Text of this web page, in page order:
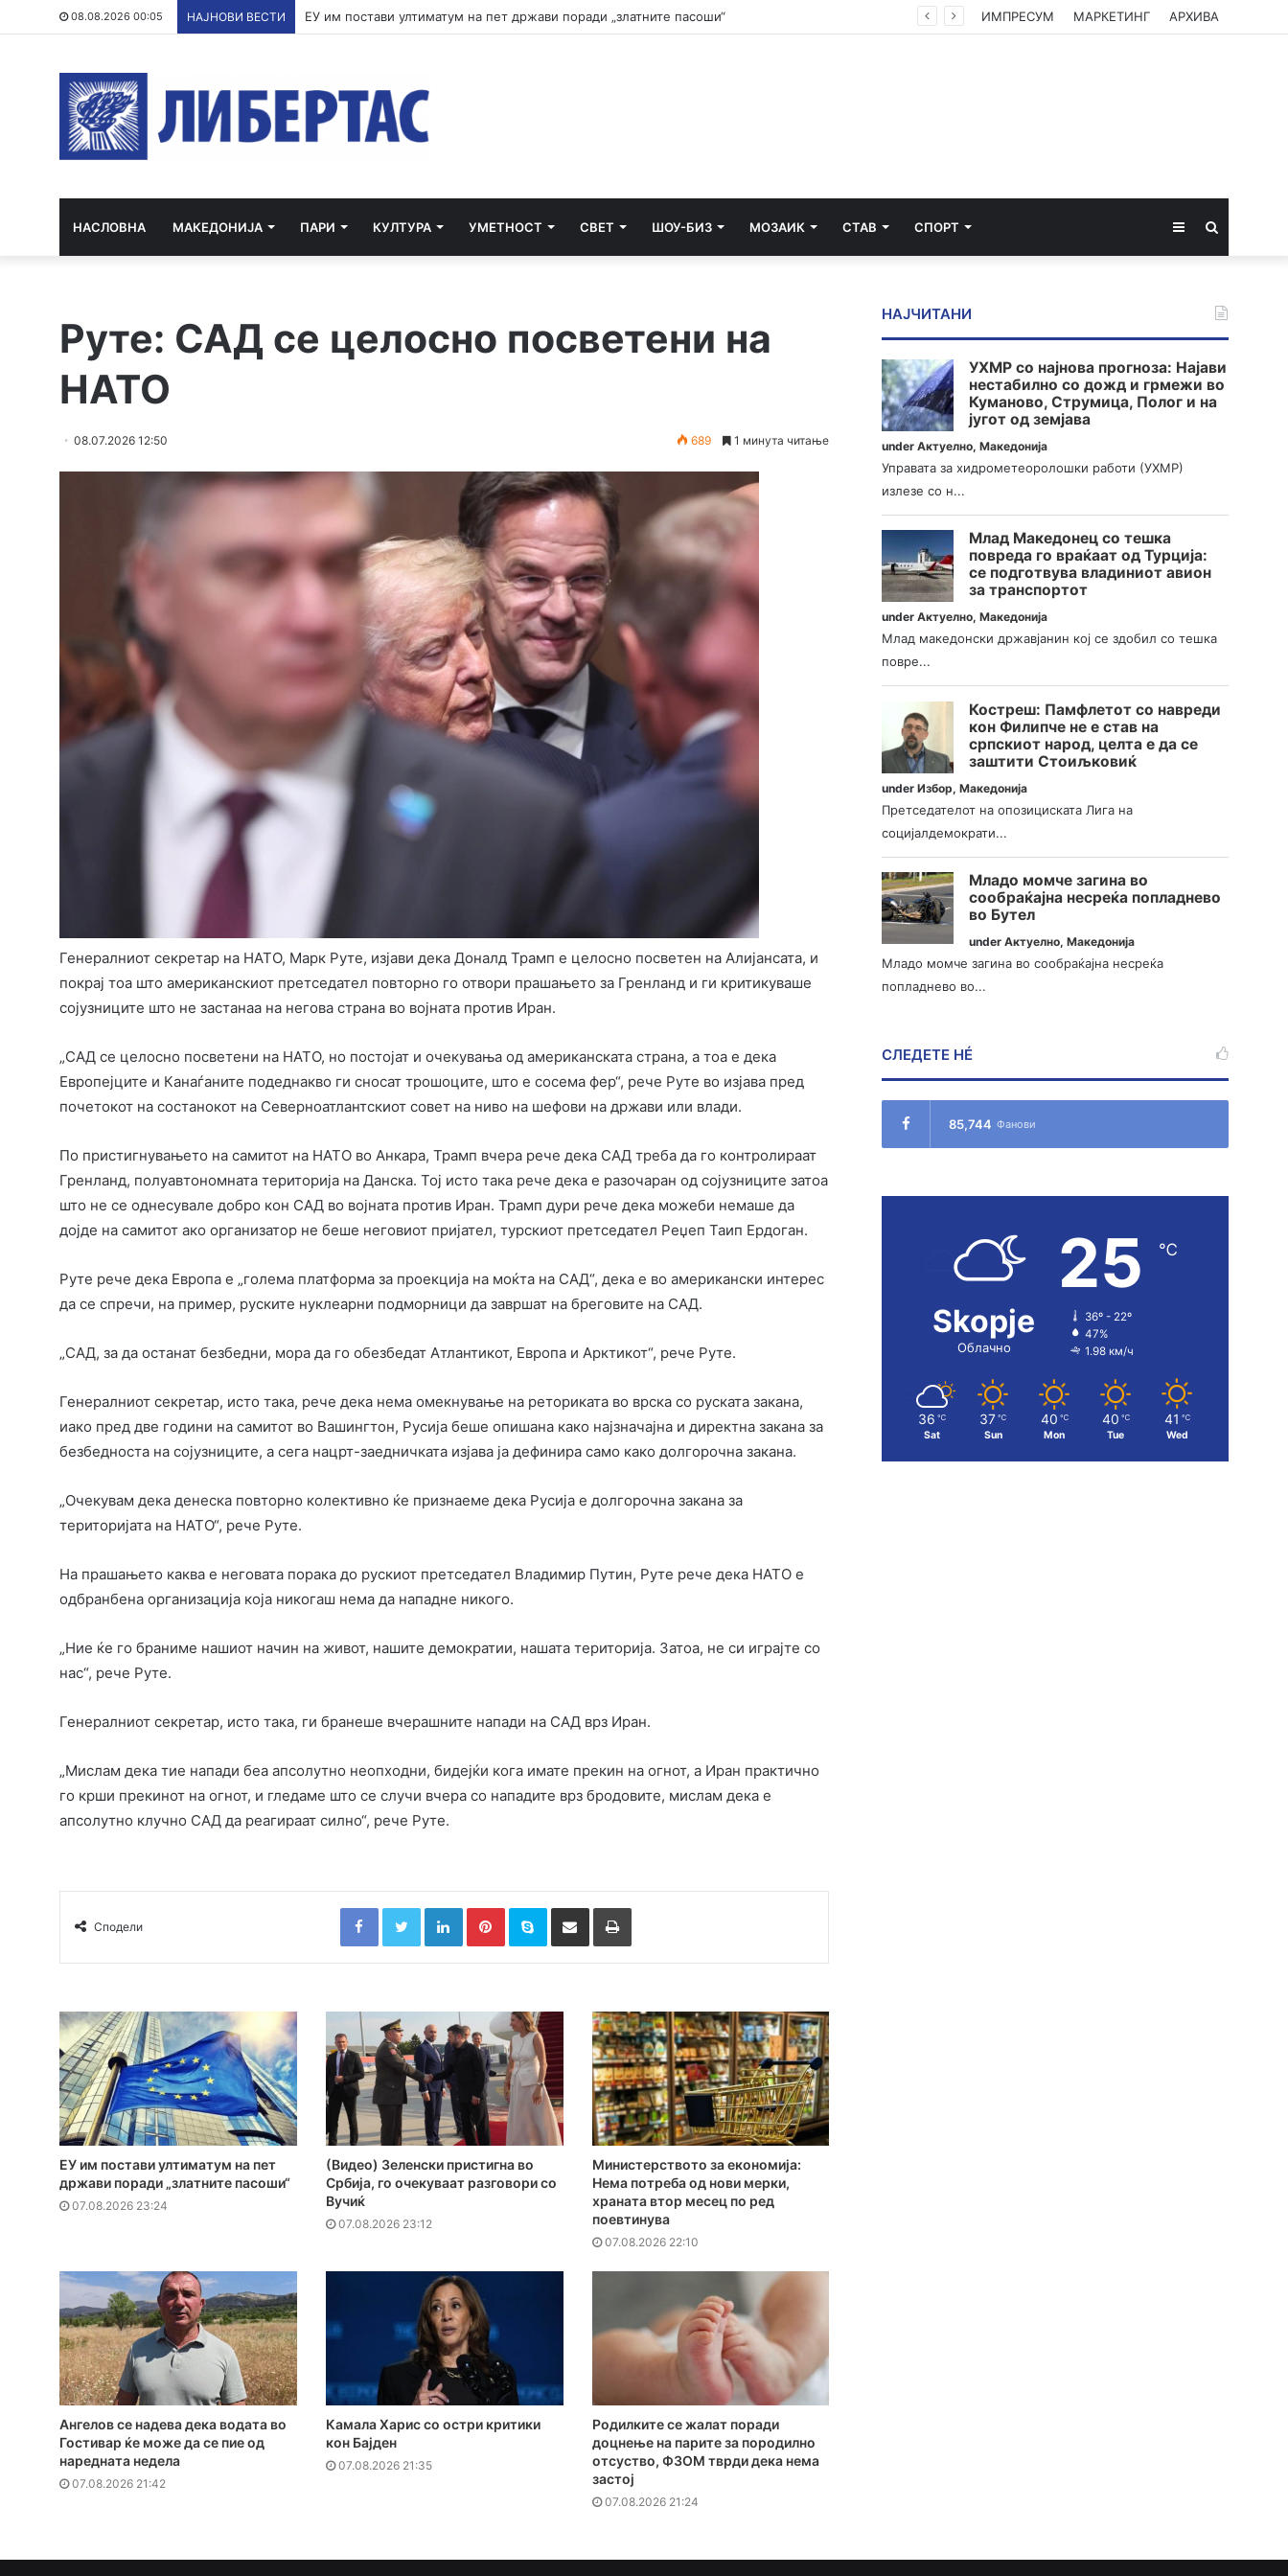
08.08.2026 00:05 НАЈНОВИ ВЕСТИ По речиси 30 години почнува судењето за убиството на Тупак Шакур ИМПРЕСУМ МАРКЕТИНГ АРХИВА
НАСЛОВНА МАКЕДОНИЈА ПАРИ КУЛТУРА УМЕТНОСТ СВЕТ ШОУ-БИЗ МОЗАИК СТАВ СПОРТ Sidebar
Руте: САД се целосно посветени на
НАТО
08.07.2026 12:50 689 1 минута читање
Генералниот секретар на НАТО, Марк Руте, изјави дека Доналд Трамп е целосно посветен на Алијансата, и
покрај тоа што американскиот претседател повторно го отвори прашањето за Гренланд и ги критикуваше
сојузниците што не застанаа на негова страна во војната против Иран.
„САД се целосно посветени на НАТО, но постојат и очекувања од американската страна, а тоа е дека
Европејците и Канаѓаните подеднакво ги сносат трошоците, што е сосема фер“, рече Руте во изјава пред
почетокот на состанокот на Северноатлантскиот совет на ниво на шефови на држави или влади.
По пристигнувањето на самитот на НАТО во Анкара, Трамп вчера рече дека САД треба да го контролираат
Гренланд, полуавтономната територија на Данска. Тој исто така рече дека е разочаран од сојузниците затоа
што не се однесувале добро кон САД во војната против Иран. Трамп дури рече дека можеби немаше да
дојде на самитот ако организатор не беше неговиот пријател, турскиот претседател Реџеп Таип Ердоган.
Руте рече дека Европа е „голема платформа за проекција на моќта на САД“, дека е во американски интерес
да се спречи, на пример, руските нуклеарни подморници да завршат на бреговите на САД.
„САД, за да останат безбедни, мора да го обезбедат Атлантикот, Европа и Арктикот“, рече Руте.
Генералниот секретар, исто така, рече дека нема омекнување на реториката во врска со руската закана,
иако пред две години на самитот во Вашингтон, Русија беше опишана како најзначајна и директна закана за
безбедноста на сојузниците, а сега нацрт-заедничката изјава ја дефинира само како долгорочна закана.
„Очекувам дека денеска повторно колективно ќе признаеме дека Русија е долгорочна закана за
територијата на НАТО“, рече Руте.
На прашањето каква е неговата порака до рускиот претседател Владимир Путин, Руте рече дека НАТО е
одбранбена организација која никогаш нема да нападне никого.
„Ние ќе го браниме нашиот начин на живот, нашите демократии, нашата територија. Затоа, не си играјте со
нас“, рече Руте.
Генералниот секретар, исто така, ги бранеше вчерашните напади на САД врз Иран.
„Мислам дека тие напади беа апсолутно неопходни, бидејќи кога имате прекин на огнот, а Иран практично
го крши прекинот на огнот, и гледаме што се случи вчера со нападите врз бродовите, мислам дека е
апсолутно клучно САД да реагираат силно“, рече Руте.
Сподели
FacebookTwitterLinkedInPinterestSkype Сподели преку Е-маил Испринтај
ЕУ им постави ултиматум на пет
држави поради „златните пасоши“
07.08.2026 23:24
(Видео) Зеленски пристигна во
Србија, го очекуваат разговори со
Вучиќ
07.08.2026 23:12
Министерството за економија:
Нема потреба од нови мерки,
храната втор месец по ред
поевтинува
07.08.2026 22:10
Ангелов се надева дека водата во
Гостивар ќе може да се пие од
наредната недела
07.08.2026 21:42
Камала Харис со остри критики
кон Бајден
07.08.2026 21:35
Родилките се жалат поради
доцнење на парите за породилно
отсуство, ФЗОМ тврди дека нема
застој
07.08.2026 21:24
НАЈЧИТАНИ
УХМР со најнова прогноза: Најави
нестабилно со дожд и грмежи во
Куманово, Струмица, Полог и на
југот од земјава
underАктуелно,Македонија
Управата за хидрометеоролошки работи (УХМР)
излезе со н...
Млад Македонец со тешка
повреда го враќаат од Турција:
се подготвува владиниот авион
за транспортот
underАктуелно,Македонија
Млад македонски државјанин кој се здобил со тешка
повре...
Костреш: Памфлетот со навреди
кон Филипче не е став на
српскиот народ, целта е да се
заштити Стоиљковиќ
underИзбор,Македонија
Претседателот на опозициската Лига на
социјалдемократи...
Младо момче загина во
сообраќајна несреќа попладнево
во Бутел
underАктуелно,Македонија
Младо момче загина во сообраќајна несреќа
попладнево во...
СЛЕДЕТЕ НÉ
85,744 Фанови
Skopje
Облачно
25 ℃
36º - 22º
47%
1.98 км/ч
36 ℃
Sat
37 ℃
Sun
40 ℃
Mon
40 ℃
Tue
41 ℃
Wed